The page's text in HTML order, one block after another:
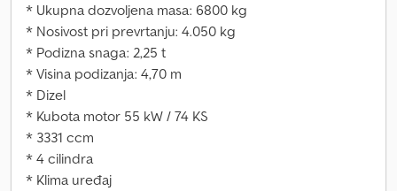
* Ukupna dozvoljena masa: 6800 kg
* Nosivost pri prevrtanju: 4.050 kg
* Podizna snaga: 2,25 t
* Visina podizanja: 4,70 m
* Dizel
* Kubota motor 55 kW / 74 KS
* 3331 ccm
* 4 cilindra
* Klima uređaj